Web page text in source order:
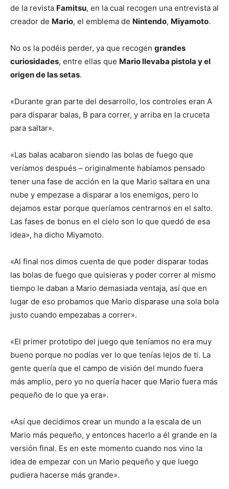
de la revista Famitsu, en la cual recogen una entrevista al
creador de Mario, el emblema de Nintendo, Miyamoto.
No os la podéis perder, ya que recogen grandes
curiosidades, entre ellas que Mario llevaba pistola y el
origen de las setas.
«Durante gran parte del desarrollo, los controles eran A
para disparar balas, B para correr, y arriba en la cruceta
para saltar».
«Las balas acabaron siendo las bolas de fuego que
veríamos después – originalmente habíamos pensado
tener una fase de acción en la que Mario saltara en una
nube y empezase a disparar a los enemigos, pero lo
dejamos estar porque queríamos centrarnos en el salto.
Las fases de bonus en el cielo son lo que quedó de esa
idea», ha dicho Miyamoto.
«Al final nos dimos cuenta de que poder disparar todas
las bolas de fuego que quisieras y poder correr al mismo
tiempo le daban a Mario demasiada ventaja, así que en
lugar de eso probamos que Mario disparase una sola bola
justo cuando empezabas a correr».
«El primer prototipo del juego que teníamos no era muy
bueno porque no podías ver lo que tenías lejos de ti. La
gente quería que el campo de visión del mundo fuera
más amplio, pero yo no quería hacer que Mario fuera más
pequeño de lo que ya era».
«Así que decidimos crear un mundo a la escala de un
Mario más pequeño, y entonces hacerlo a él grande en la
versión final. Es en este momento cuando nos vino la
idea de empezar con un Mario pequeño y que luego
pudiera hacerse más grande».